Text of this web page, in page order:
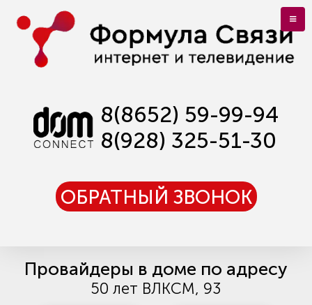
8(8652) 59-99-94
8(928) 325-51-30
ОБРАТНЫЙ ЗВОНОК
Провайдеры в доме по адресу
50 лет ВЛКСМ, 93